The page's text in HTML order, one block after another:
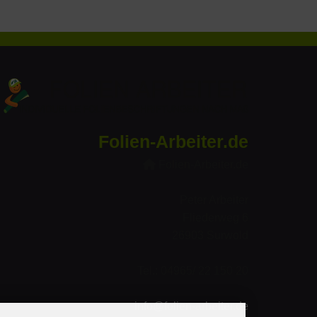
Folien-Arbeiter.de
info@folien-arbeiter.de